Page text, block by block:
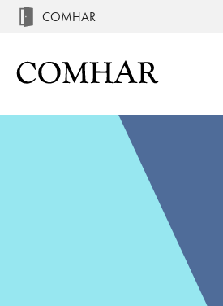
COMHAR